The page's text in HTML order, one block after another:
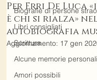
Biografie di persone
Libri consigliati
Scrittura
Alcune memorie personali
Amori possibili
Per Erri De Luca
è chi si rialza»
autobiografia
Aggiornamento: 17 gen